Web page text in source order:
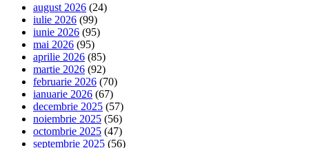
august 2026 (24)
iulie 2026 (99)
iunie 2026 (95)
mai 2026 (95)
aprilie 2026 (85)
martie 2026 (92)
februarie 2026 (70)
ianuarie 2026 (67)
decembrie 2025 (57)
noiembrie 2025 (56)
octombrie 2025 (47)
septembrie 2025 (56)